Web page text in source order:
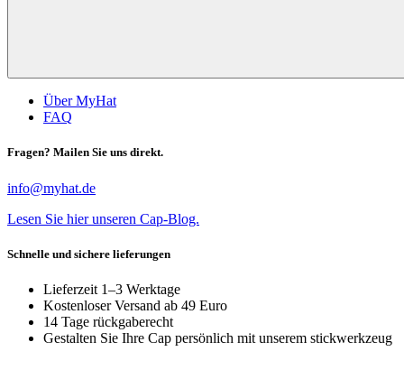
Über MyHat
FAQ
Fragen? Mailen Sie uns direkt.
info@myhat.de
Lesen Sie hier unseren Cap-Blog.
Schnelle und sichere lieferungen
Lieferzeit 1–3 Werktage
Kostenloser Versand ab 49 Euro
14 Tage rückgaberecht
Gestalten Sie Ihre Cap persönlich mit unserem stickwerkzeug